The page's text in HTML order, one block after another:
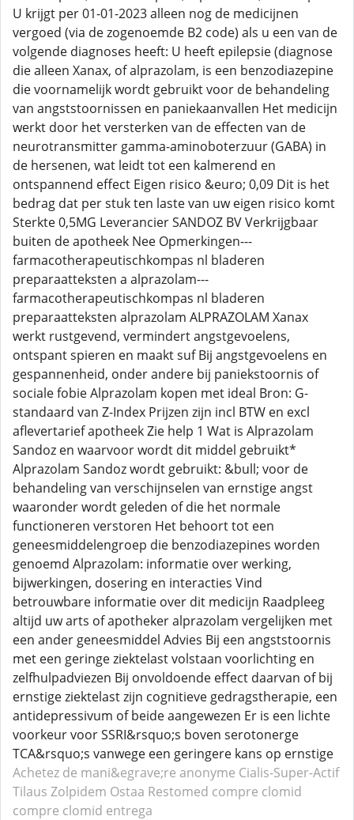
U krijgt per 01-01-2023 alleen nog de medicijnen
vergoed (via de zogenoemde B2 code) als u een van de
volgende diagnoses heeft: U heeft epilepsie (diagnose
die alleen Xanax, of alprazolam, is een benzodiazepine
die voornamelijk wordt gebruikt voor de behandeling
van angststoornissen en paniekaanvallen Het medicijn
werkt door het versterken van de effecten van de
neurotransmitter gamma-aminoboterzuur (GABA) in
de hersenen, wat leidt tot een kalmerend en
ontspannend effect Eigen risico &euro; 0,09 Dit is het
bedrag dat per stuk ten laste van uw eigen risico komt
Sterkte 0,5MG Leverancier SANDOZ BV Verkrijgbaar
buiten de apotheek Nee Opmerkingen---
farmacotherapeutischkompas nl bladeren
preparaatteksten a alprazolam---
farmacotherapeutischkompas nl bladeren
preparaatteksten alprazolam ALPRAZOLAM Xanax
werkt rustgevend, vermindert angstgevoelens,
ontspant spieren en maakt suf Bij angstgevoelens en
gespannenheid, onder andere bij paniekstoornis of
sociale fobie Alprazolam kopen met ideal Bron: G-
standaard van Z-Index Prijzen zijn incl BTW en excl
aflevertarief apotheek Zie help 1 Wat is Alprazolam
Sandoz en waarvoor wordt dit middel gebruikt*
Alprazolam Sandoz wordt gebruikt: &bull; voor de
behandeling van verschijnselen van ernstige angst
waaronder wordt geleden of die het normale
functioneren verstoren Het behoort tot een
geneesmiddelengroep die benzodiazepines worden
genoemd Alprazolam: informatie over werking,
bijwerkingen, dosering en interacties Vind
betrouwbare informatie over dit medicijn Raadpleeg
altijd uw arts of apotheker alprazolam vergelijken met
een ander geneesmiddel Advies Bij een angststoornis
met een geringe ziektelast volstaan voorlichting en
zelfhulpadviezen Bij onvoldoende effect daarvan of bij
ernstige ziektelast zijn cognitieve gedragstherapie, een
antidepressivum of beide aangewezen Er is een lichte
voorkeur voor SSRI&rsquo;s boven serotonerge
TCA&rsquo;s vanwege een geringere kans op ernstige
Achetez de mani&egrave;re anonyme Cialis-Super-Actif
Tilaus Zolpidem Ostaa Restomed compre clomid
compre clomid entrega